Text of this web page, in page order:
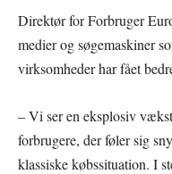
Direktør for Forbruger
medier og søgemaskiner
virksomheder har fået
– Vi ser en eksplosiv
forbrugere, der føler sig
klassiske købssituation. I